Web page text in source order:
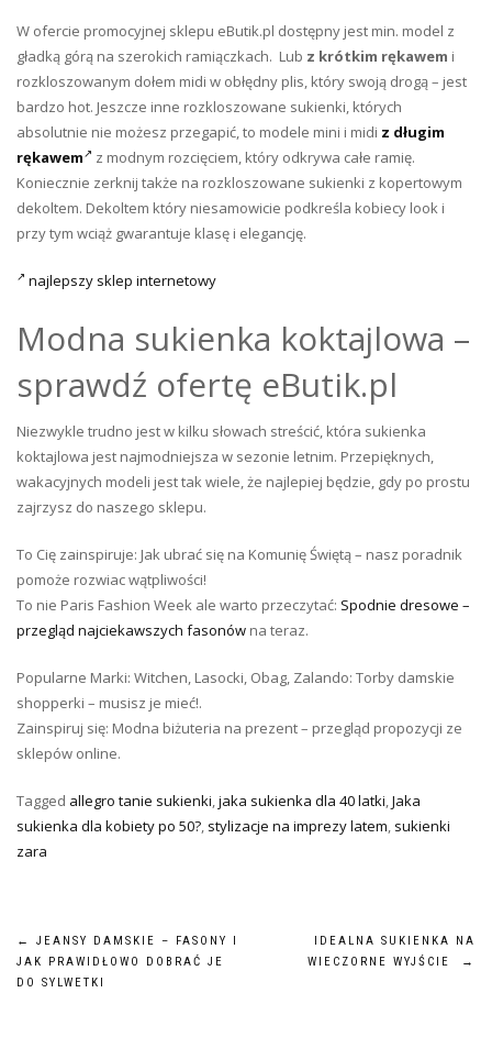
W ofercie promocyjnej sklepu eButik.pl dostępny jest min. model z
gładką górą na szerokich ramiączkach. Lub z krótkim rękawem i
rozkloszowanym dołem midi w obłędny plis, który swoją drogą – jest
bardzo hot. Jeszcze inne rozkloszowane sukienki, których
absolutnie nie możesz przegapić, to modele mini i midi z długim
rękawem
z modnym rozcięciem, który odkrywa całe ramię.
Koniecznie zerknij także na rozkloszowane sukienki z kopertowym
dekoltem. Dekoltem który niesamowicie podkreśla kobiecy look i
przy tym wciąż gwarantuje klasę i elegancję.
najlepszy sklep internetowy
Modna sukienka koktajlowa –
sprawdź ofertę eButik.pl
Niezwykle trudno jest w kilku słowach streścić, która sukienka
koktajlowa jest najmodniejsza w sezonie letnim. Przepięknych,
wakacyjnych modeli jest tak wiele, że najlepiej będzie, gdy po prostu
zajrzysz do naszego sklepu.
To Cię zainspiruje: Jak ubrać się na Komunię Świętą – nasz poradnik
pomoże rozwiac wątpliwości!
To nie Paris Fashion Week ale warto przeczytać: Spodnie dresowe –
przegląd najciekawszych fasonów na teraz.
Popularne Marki: Witchen, Lasocki, Obag, Zalando: Torby damskie
shopperki – musisz je mieć!.
Zainspiruj się: Modna biżuteria na prezent – przegląd propozycji ze
sklepów online.
Tagged allegro tanie sukienki,jaka sukienka dla 40 latki,Jaka
sukienka dla kobiety po 50?, stylizacje na imprezy latem, sukienki
zara
Nawigacja
wpisu
←
JEANSY DAMSKIE – FASONY I
JAK PRAWIDŁOWO DOBRAĆ JE
DO SYLWETKI
IDEALNA SUKIENKA NA
WIECZORNE WYJŚCIE
→